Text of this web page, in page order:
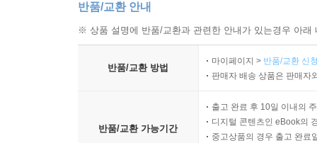
반품/교환 안내
※ 상품 설명에 반품/교환과 관련한 안내가 있는경우 아
반품/교환 방법
마이페이지 > 반품/교환 신
판매자 배송 상품은 판매자
반품/교환 가능기간
출고 완료 후 10일 이내의
디지털 콘텐츠인 eBook의
중고상품의 경우 출고 완료